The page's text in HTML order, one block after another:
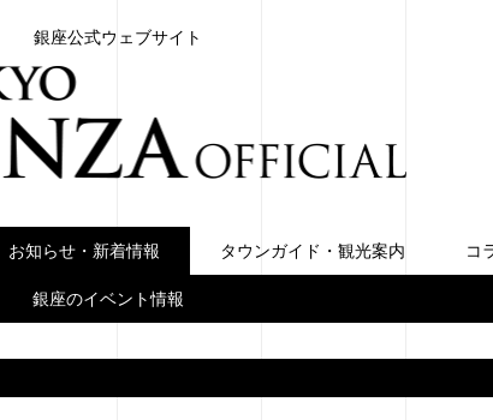
銀座公式ウェブサイト
お知らせ・新着情報
お知らせ・新着情報
銀座のイベント情報
タウンガイド・観光案内 コ